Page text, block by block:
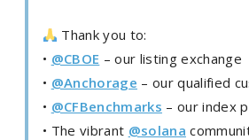
Thank you to:
• @CBOE – our listing exchange
• @Anchorage – our qualified
• @CFBenchmarks – our index
• The vibrant @solana